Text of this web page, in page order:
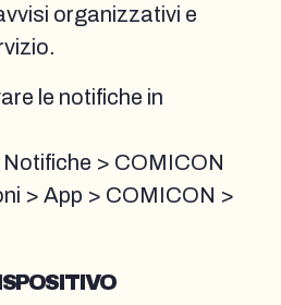
organizzativi e
le notifiche in
> COMICON
> App > COMICON >